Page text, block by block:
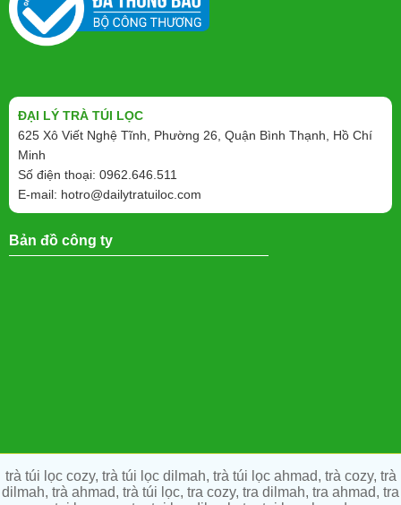
ĐẠI LÝ TRÀ TÚI LỌC
625 Xô Viết Nghệ Tĩnh, Phường 26, Quận Bình Thạnh, Hồ Chí
Minh
Số điện thoại: 0962.646.511
E-mail: hotro@dailytratuiloc.com
Bản đồ công ty
trà túi lọc cozy, trà túi lọc dilmah, trà túi lọc ahmad, trà cozy, trà
dilmah, trà ahmad, trà túi lọc, tra cozy, tra dilmah, tra ahmad, tra